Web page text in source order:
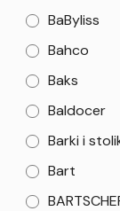
BaByliss
Bahco
Baks
Baldocer
Barki i
Bart